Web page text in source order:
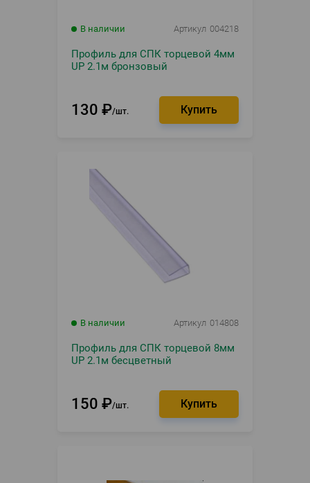
В наличии Артикул 004218
Профиль для СПК торцевой 4мм
UP 2.1м бронзовый
130 ₽ шт.
В наличии Артикул 014808
Профиль для СПК торцевой 8мм
UP 2.1м бесцветный
150 ₽ шт.